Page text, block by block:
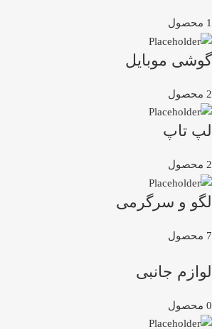
1 محصول
گوشی موبایل
2 محصول
لپ تاپ
2 محصول
لگو و سرگرمی
7 محصول
لوازم جانبی
0 محصول